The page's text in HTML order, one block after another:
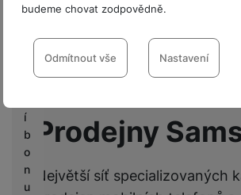
budeme chovat zodpovědně.
Nastavení souhlasů s
cookies
VŽDY AKTIVNÍ
Technické cookies umožňují váš průchod
porovnávání produktů a další nezbytné
Preferenční a rozšířené
nastavovat znovu a abyste se s námi mohli
Odmítnout vše Nastavení
V
í
b
o
n
u
Recenze
Prodejny
Největší síť specializovaných